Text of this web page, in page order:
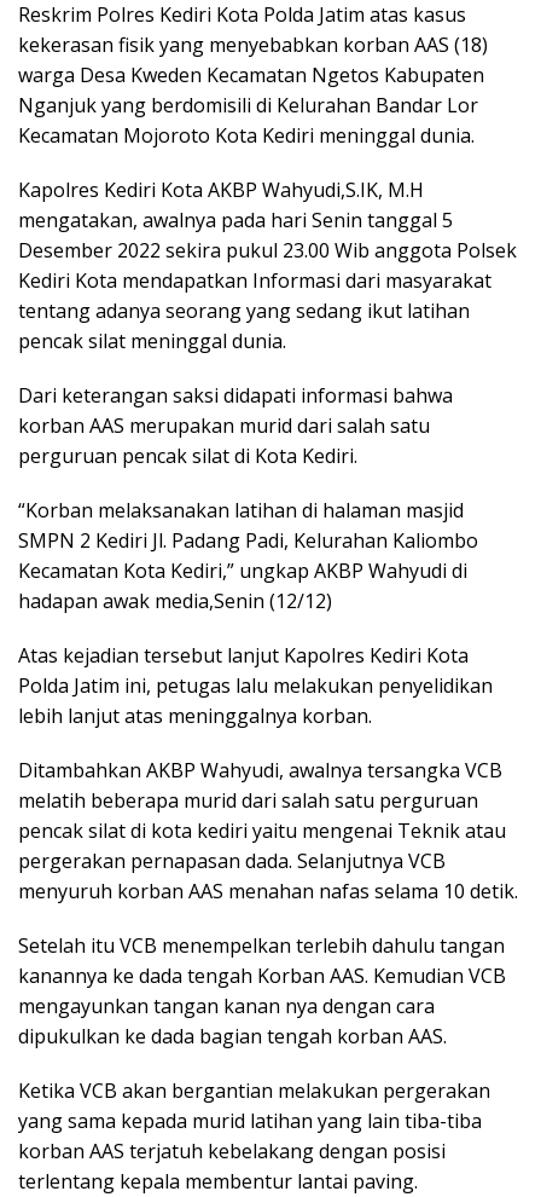
Reskrim Polres Kediri Kota Polda Jatim atas kasus
kekerasan fisik yang menyebabkan korban AAS (18)
warga Desa Kweden Kecamatan Ngetos Kabupaten
Nganjuk yang berdomisili di Kelurahan Bandar Lor
Kecamatan Mojoroto Kota Kediri meninggal dunia.
Kapolres Kediri Kota AKBP Wahyudi,S.IK, M.H
mengatakan, awalnya pada hari Senin tanggal 5
Desember 2022 sekira pukul 23.00 Wib anggota Polsek
Kediri Kota mendapatkan Informasi dari masyarakat
tentang adanya seorang yang sedang ikut latihan
pencak silat meninggal dunia.
Dari keterangan saksi didapati informasi bahwa
korban AAS merupakan murid dari salah satu
perguruan pencak silat di Kota Kediri.
“Korban melaksanakan latihan di halaman masjid
SMPN 2 Kediri Jl. Padang Padi, Kelurahan Kaliombo
Kecamatan Kota Kediri,” ungkap AKBP Wahyudi di
hadapan awak media,Senin (12/12)
Atas kejadian tersebut lanjut Kapolres Kediri Kota
Polda Jatim ini, petugas lalu melakukan penyelidikan
lebih lanjut atas meninggalnya korban.
Ditambahkan AKBP Wahyudi, awalnya tersangka VCB
melatih beberapa murid dari salah satu perguruan
pencak silat di kota kediri yaitu mengenai Teknik atau
pergerakan pernapasan dada. Selanjutnya VCB
menyuruh korban AAS menahan nafas selama 10 detik.
Setelah itu VCB menempelkan terlebih dahulu tangan
kanannya ke dada tengah Korban AAS. Kemudian VCB
mengayunkan tangan kanan nya dengan cara
dipukulkan ke dada bagian tengah korban AAS.
Ketika VCB akan bergantian melakukan pergerakan
yang sama kepada murid latihan yang lain tiba-tiba
korban AAS terjatuh kebelakang dengan posisi
terlentang kepala membentur lantai paving.